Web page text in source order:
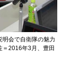
会で自衛隊の魅力
＝2016年3月、豊田